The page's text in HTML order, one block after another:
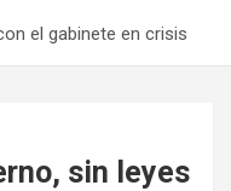
el gabinete en crisis
sin leyes